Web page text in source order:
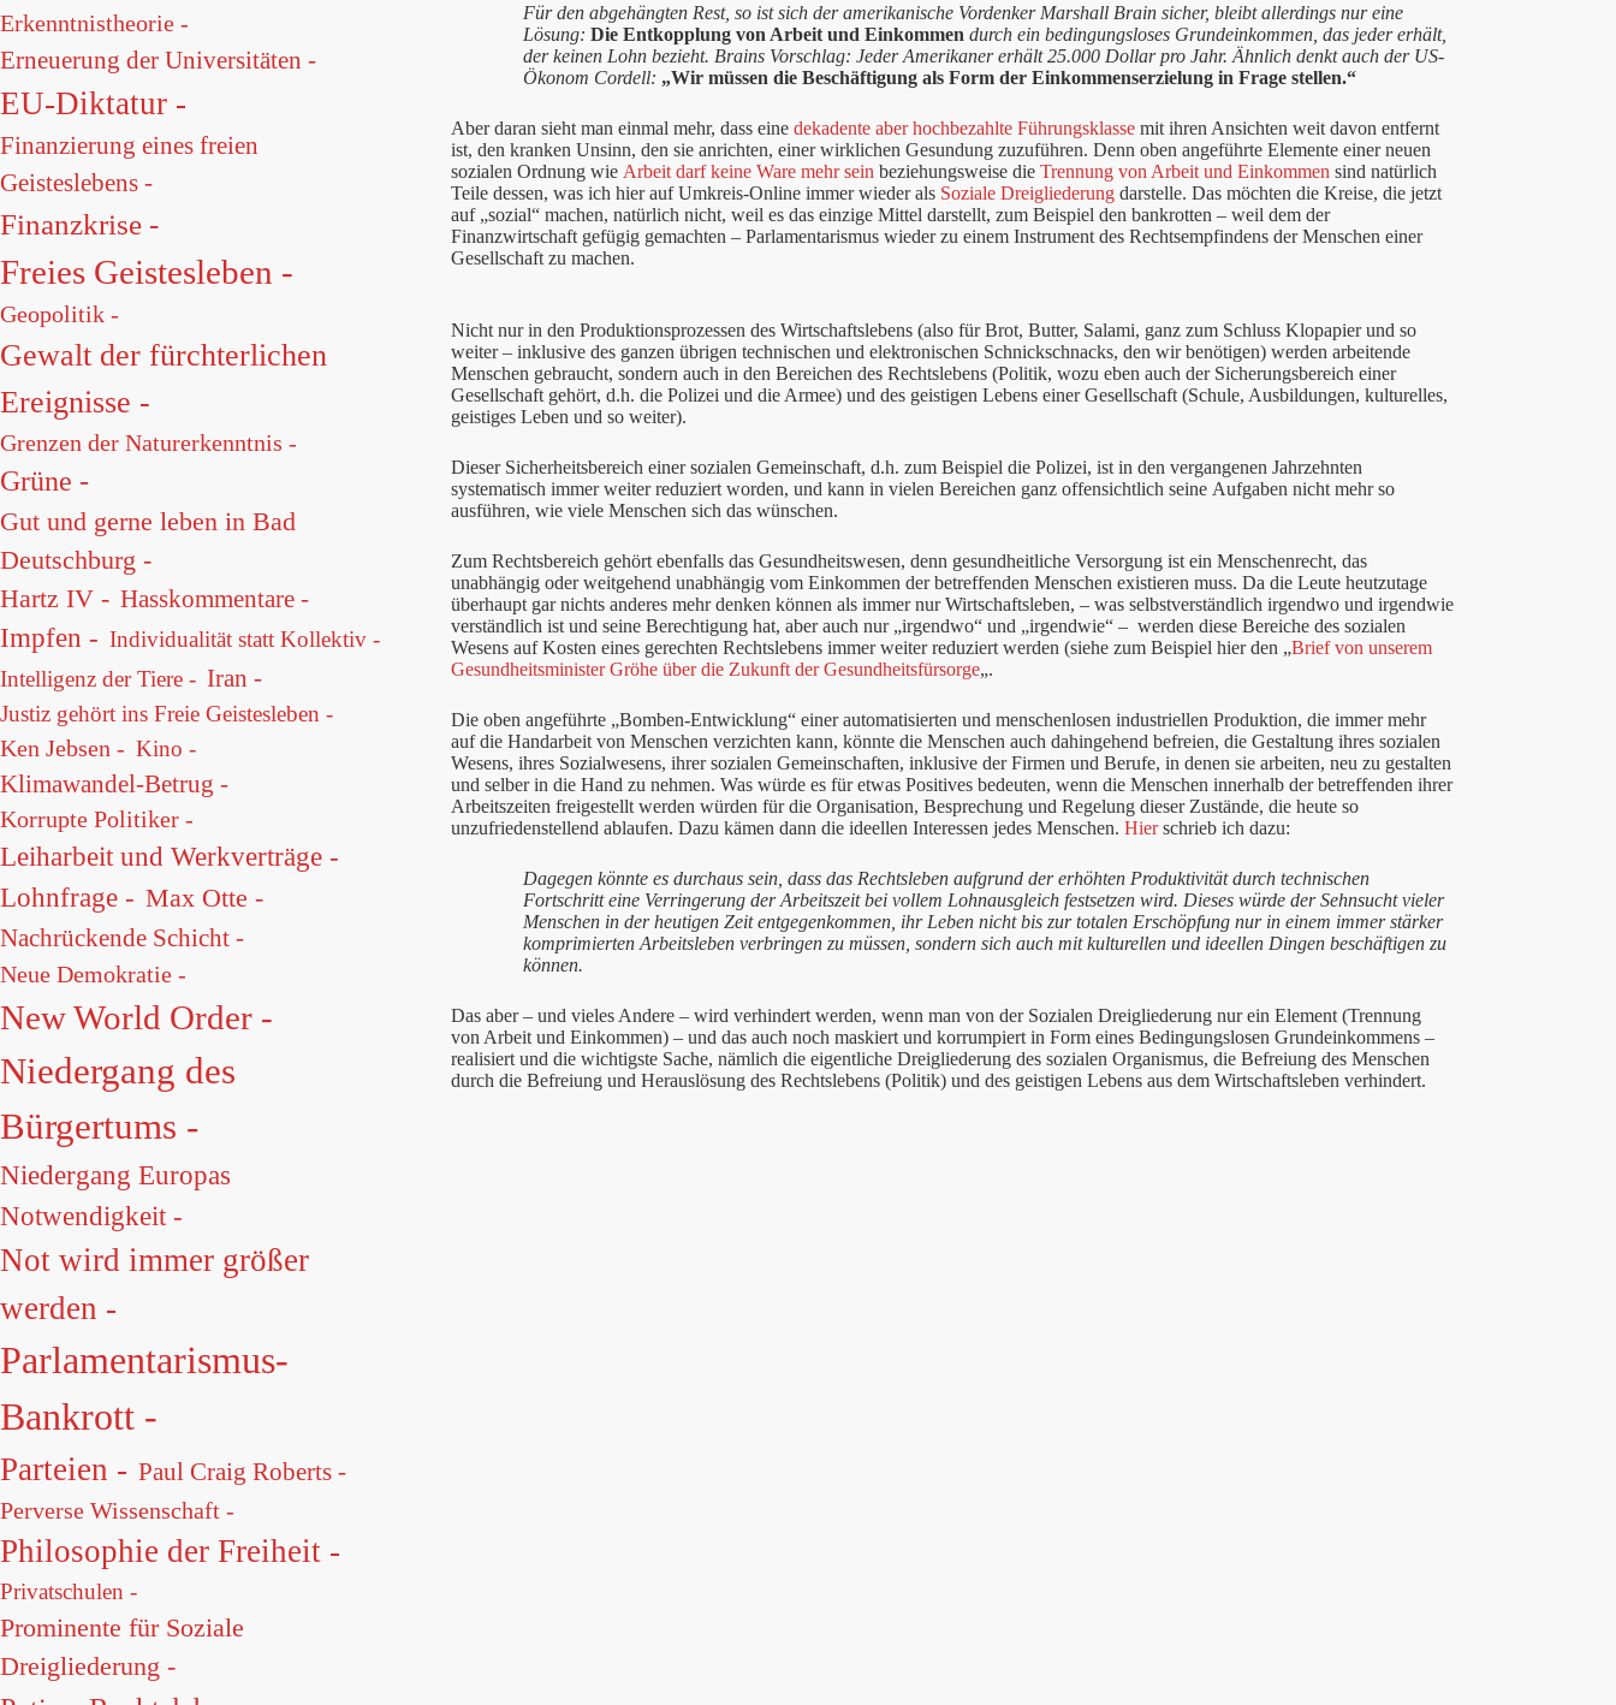
Für den abgehängten Rest, so ist sich der amerikanische Vordenker Marshall Brain sicher, bleibt allerdings nur eine
Lösung: Die Entkopplung von Arbeit und Einkommen durch ein bedingungsloses Grundeinkommen, das jeder erhält,
der keinen Lohn bezieht. Brains Vorschlag: Jeder Amerikaner erhält 25.000 Dollar pro Jahr. Ähnlich denkt auch der US-
Ökonom Cordell: „Wir müssen die Beschäftigung als Form der Einkommenserzielung in Frage stellen.“
Aber daran sieht man einmal mehr, dass eine dekadente aber hochbezahlte Führungsklassemit ihren Ansichten weit davon entfernt
ist, den kranken Unsinn, den sie anrichten, einer wirklichen Gesundung zuzuführen. Denn oben angeführte Elemente einer neuen
sozialen Ordnung wie Arbeit darf keine Ware mehr sein beziehungsweise die Trennung von Arbeit und Einkommen sind natürlich
Teile dessen, was ich hier auf Umkreis-Online immer wieder als Soziale Dreigliederungdarstelle. Das möchten die Kreise, die jetzt
auf „sozial“ machen, natürlich nicht, weil es das einzige Mittel darstellt, zum Beispiel den bankrotten – weil dem der
Finanzwirtschaft gefügig gemachten – Parlamentarismus wieder zu einem Instrument des Rechtsempfindens der Menschen einer
Gesellschaft zu machen.
Nicht nur in den Produktionsprozessen des Wirtschaftslebens (also für Brot, Butter, Salami, ganz zum Schluss Klopapier und so
weiter – inklusive des ganzen übrigen technischen und elektronischen Schnickschnacks, den wir benötigen) werden arbeitende
Menschen gebraucht, sondern auch in den Bereichen des Rechtslebens (Politik, wozu eben auch der Sicherungsbereich einer
Gesellschaft gehört, d.h. die Polizei und die Armee) und des geistigen Lebens einer Gesellschaft (Schule, Ausbildungen, kulturelles,
geistiges Leben und so weiter).
Dieser Sicherheitsbereich einer sozialen Gemeinschaft, d.h. zum Beispiel die Polizei, ist in den vergangenen Jahrzehnten
systematisch immer weiter reduziert worden, und kann in vielen Bereichen ganz offensichtlich seine Aufgaben nicht mehr so
ausführen, wie viele Menschen sich das wünschen.
Zum Rechtsbereich gehört ebenfalls das Gesundheitswesen, denn gesundheitliche Versorgung ist ein Menschenrecht, das
unabhängig oder weitgehend unabhängig vom Einkommen der betreffenden Menschen existieren muss. Da die Leute heutzutage
überhaupt gar nichts anderes mehr denken können als immer nur Wirtschaftsleben, – was selbstverständlich irgendwo und irgendwie
verständlich ist und seine Berechtigung hat, aber auch nur „irgendwo“ und „irgendwie“ – werden diese Bereiche des sozialen
Wesens auf Kosten eines gerechten Rechtslebens immer weiter reduziert werden (siehe zum Beispiel hier den „Brief von unserem
Gesundheitsminister Gröhe über die Zukunft der Gesundheitsfürsorge„.
Die oben angeführte „Bomben-Entwicklung“ einer automatisierten und menschenlosen industriellen Produktion, die immer mehr
auf die Handarbeit von Menschen verzichten kann, könnte die Menschen auch dahingehend befreien, die Gestaltung ihres sozialen
Wesens, ihres Sozialwesens, ihrer sozialen Gemeinschaften, inklusive der Firmen und Berufe, in denen sie arbeiten, neu zu gestalten
und selber in die Hand zu nehmen. Was würde es für etwas Positives bedeuten, wenn die Menschen innerhalb der betreffenden ihrer
Arbeitszeiten freigestellt werden würden für die Organisation, Besprechung und Regelung dieser Zustände, die heute so
unzufriedenstellend ablaufen. Dazu kämen dann die ideellen Interessen jedes Menschen. Hierschrieb ich dazu:
Dagegen könnte es durchaus sein, dass das Rechtsleben aufgrund der erhöhten Produktivität durch technischen
Fortschritt eine Verringerung der Arbeitszeit bei vollem Lohnausgleich festsetzen wird. Dieses würde der Sehnsucht vieler
Menschen in der heutigen Zeit entgegenkommen, ihr Leben nicht bis zur totalen Erschöpfung nur in einem immer stärker
komprimierten Arbeitsleben verbringen zu müssen, sondern sich auch mit kulturellen und ideellen Dingen beschäftigen zu
können.
Das aber – und vieles Andere – wird verhindert werden, wenn man von der Sozialen Dreigliederung nur ein Element (Trennung
von Arbeit und Einkommen) – und das auch noch maskiert und korrumpiert in Form eines Bedingungslosen Grundeinkommens –
realisiert und die wichtigste Sache, nämlich die eigentliche Dreigliederung des sozialen Organismus, die Befreiung des Menschen
durch die Befreiung und Herauslösung des Rechtslebens (Politik) und des geistigen Lebens aus dem Wirtschaftsleben verhindert.
Erkenntnistheorie -
Erneuerung der Universitäten -
EU-Diktatur -
Finanzierung eines freien
Geisteslebens -
Finanzkrise -
Freies Geistesleben -
Geopolitik -
Gewalt der fürchterlichen
Ereignisse -
Grenzen der Naturerkenntnis -
Grüne -
Gut und gerne leben in Bad
Deutschburg -
Hartz IV - Hasskommentare -
Impfen - Individualität statt Kollektiv -
Intelligenz der Tiere - Iran -
Justiz gehört ins Freie Geistesleben -
Ken Jebsen - Kino -
Klimawandel-Betrug -
Korrupte Politiker -
Leiharbeit und Werkverträge -
Lohnfrage - Max Otte -
Nachrückende Schicht -
Neue Demokratie -
New World Order -
Niedergang des
Bürgertums -
Niedergang Europas
Notwendigkeit -
Not wird immer größer
werden -
Parlamentarismus-
Bankrott -
Parteien - Paul Craig Roberts -
Perverse Wissenschaft -
Philosophie der Freiheit -
Privatschulen -
Prominente für Soziale
Dreigliederung -